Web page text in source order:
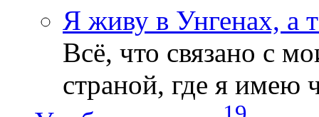
Я живу в Унгенах, а
Всё, что связано с
страной, где я имею